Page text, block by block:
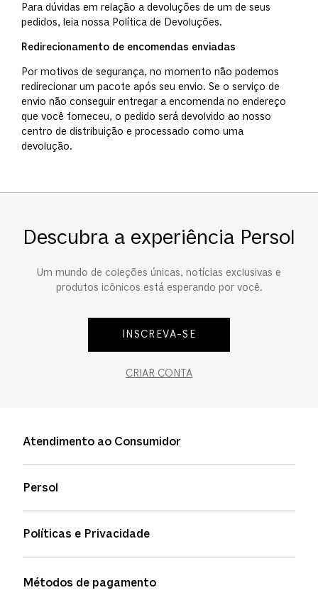
Para dúvidas em relação a devoluções de um de seus
pedidos, leia nossa Política de Devoluções.
Redirecionamento de encomendas enviadas
Por motivos de segurança, no momento não podemos
redirecionar um pacote após seu envio. Se o serviço de
envio não conseguir entregar a encomenda no endereço
que você forneceu, o pedido será devolvido ao nosso
centro de distribuição e processado como uma
devolução.
Descubra a experiência Persol
Um mundo de coleções únicas, notícias exclusivas e
produtos icônicos está esperando por você.
INSCREVA-SE
CRIAR CONTA
Atendimento ao Consumidor
Status de pedidos
Política de garantia
FAQs
Persol
Políticas e Privacidade
Política de devolução
Métodos de pagamento